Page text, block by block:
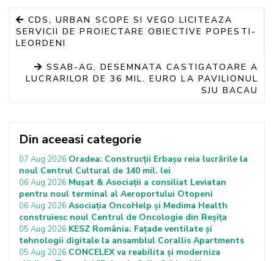
CDS, URBAN SCOPE SI VEGO LICITEAZA
SERVICII DE PROIECTARE OBIECTIVE POPESTI-
LEORDENI
SSAB-AG, DESEMNATA CASTIGATOARE A
LUCRARILOR DE 36 MIL. EURO LA PAVILIONUL
SJU BACAU
Din aceeasi categorie
07 Aug 2026 Oradea: Construcții Erbașu reia lucrările la
noul Centrul Cultural de 140 mil. lei
06 Aug 2026 Mușat & Asociații a consiliat Leviatan
pentru noul terminal al Aeroportului Otopeni
06 Aug 2026 Asociația OncoHelp și Medima Health
construiesc noul Centrul de Oncologie din Reșița
05 Aug 2026 KESZ România: Fațade ventilate și
tehnologii digitale la ansamblul Corallis Apartments
05 Aug 2026 CONCELEX va reabilita și moderniza